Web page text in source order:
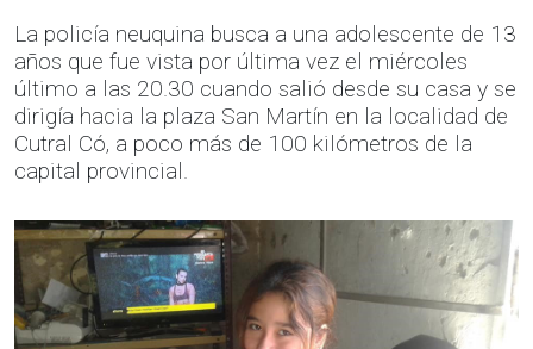
La policía neuquina busca a una adolescente de 13
años que fue vista por última vez el miércoles
último a las 20.30 cuando salió desde su casa y se
dirigía hacia la plaza San Martín en la localidad de
Cutral Có, a poco más de 100 kilómetros de la
capital provincial.